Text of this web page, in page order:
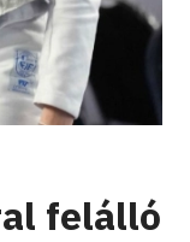
felálló